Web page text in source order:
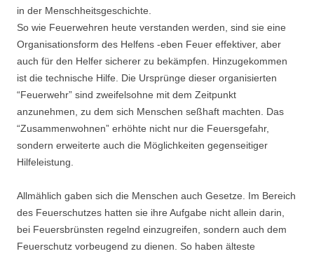
in der Menschheitsgeschichte.
So wie Feuerwehren heute verstanden werden, sind sie eine
Organisationsform des Helfens -eben Feuer effektiver, aber
auch für den Helfer sicherer zu bekämpfen. Hinzugekommen
ist die technische Hilfe. Die Ursprünge dieser organisierten
“Feuerwehr” sind zweifelsohne mit dem Zeitpunkt
anzunehmen, zu dem sich Menschen seßhaft machten. Das
“Zusammen­wohnen” erhöhte nicht nur die Feuersgefahr,
sondern erweiterte auch die Möglichkeiten gegenseitiger
Hilfeleistung.
Allmählich gaben sich die Menschen auch Gesetze. Im Bereich
des Feuerschutzes hatten sie ihre Aufgabe nicht allein darin,
bei Feuersbrünsten regelnd einzugreifen, sondern auch dem
Feuerschutz vorbeugend zu dienen. So haben älteste